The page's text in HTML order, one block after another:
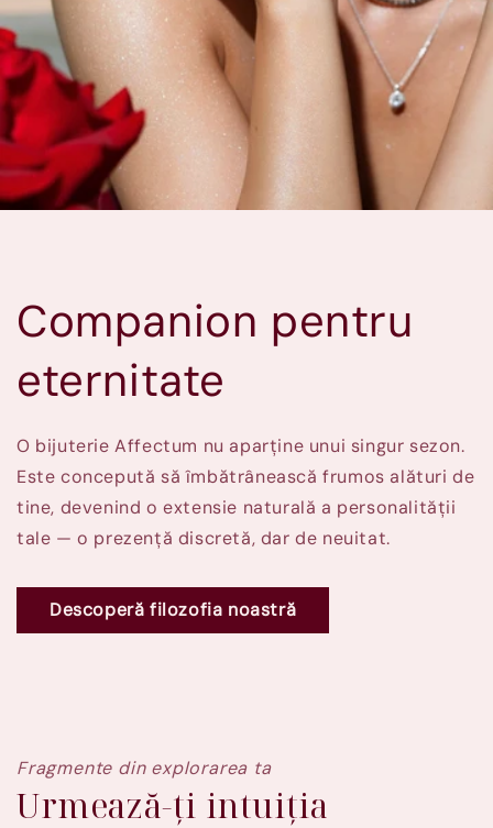
Companion pentru
eternitate
O bijuterie Affectum nu aparține unui singur sezon.
Este concepută să îmbătrânească frumos alături de
tine, devenind o extensie naturală a personalității
tale — o prezență discretă, dar de neuitat.
Descoperă filozofia noastră
Fragmente din explorarea ta
Urmează-ți intuiția